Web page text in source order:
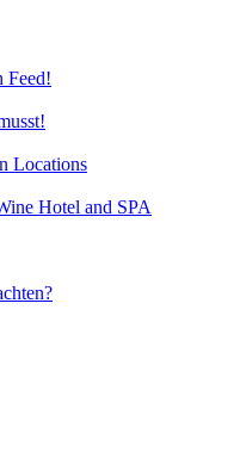
Feed!
Locations
Hotel and SPA